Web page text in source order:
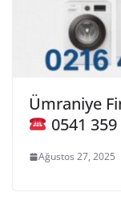
Ümraniye
0541
Ağustos 27, 2025